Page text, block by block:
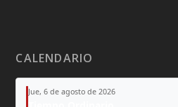
CALENDARIO
Jue, 6 de agosto de 2026